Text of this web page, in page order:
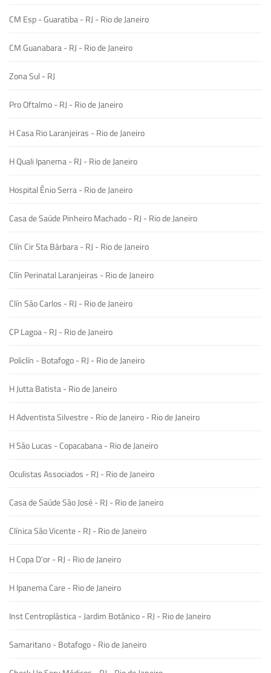
CM Esp - Guaratiba - RJ - Rio de Janeiro
CM Guanabara - RJ - Rio de Janeiro
Zona Sul - RJ
Pro Oftalmo - RJ - Rio de Janeiro
H Casa Rio Laranjeiras - Rio de Janeiro
H Quali Ipanema - RJ - Rio de Janeiro
Hospital Ênio Serra - Rio de Janeiro
Casa de Saúde Pinheiro Machado - RJ - Rio de Janeiro
Clín Cir Sta Bárbara - RJ - Rio de Janeiro
Clín Perinatal Laranjeiras - Rio de Janeiro
Clín São Carlos - RJ - Rio de Janeiro
CP Lagoa - RJ - Rio de Janeiro
Policlín - Botafogo - RJ - Rio de Janeiro
H Jutta Batista - Rio de Janeiro
H Adventista Silvestre - Rio de Janeiro - Rio de Janeiro
H São Lucas - Copacabana - Rio de Janeiro
Oculistas Associados - RJ - Rio de Janeiro
Casa de Saúde São José - RJ - Rio de Janeiro
Clínica São Vicente - RJ - Rio de Janeiro
H Copa D'or - RJ - Rio de Janeiro
H Ipanema Care - Rio de Janeiro
Inst Centroplástica - Jardim Botânico - RJ - Rio de Janeiro
Samaritano - Botafogo - Rio de Janeiro